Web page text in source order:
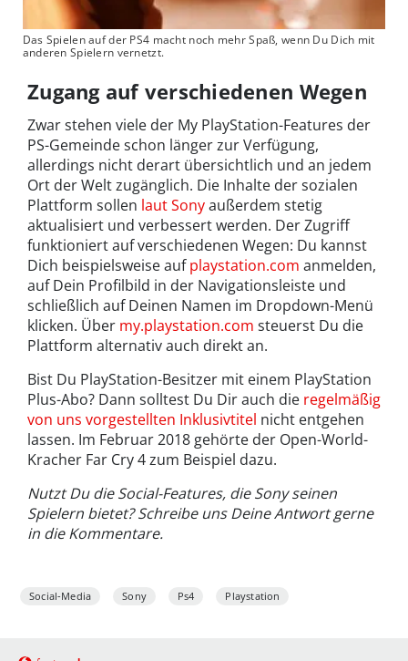
Das Spielen auf der PS4 macht noch mehr Spaß, wenn Du Dich mit
anderen Spielern vernetzt.
Zugang auf verschiedenen Wegen
Zwar stehen viele der My PlayStation-Features der
PS-Gemeinde schon länger zur Verfügung,
allerdings nicht derart übersichtlich und an jedem
Ort der Welt zugänglich. Die Inhalte der sozialen
Plattform sollen laut Sonyaußerdem stetig
aktualisiert und verbessert werden. Der Zugriff
funktioniert auf verschiedenen Wegen: Du kannst
Dich beispielsweise aufplaystation.com anmelden,
auf Dein Profilbild in der Navigationsleiste und
schließlich auf Deinen Namen im Dropdown-Menü
klicken. Über my.playstation.com steuerst Du die
Plattform alternativ auch direkt an.
Bist Du PlayStation-Besitzer mit einem PlayStation
Plus-Abo? Dann solltest Du Dir auch die regelmäßig
von uns vorgestellten Inklusivtitel nicht entgehen
lassen. Im Februar 2018 gehörte der Open-World-
Kracher Far Cry 4 zum Beispiel dazu.
Nutzt Du die Social-Features, die Sony seinen
Spielern bietet? Schreibe uns Deine Antwort gerne
in die Kommentare.
Social-Media Sony Ps4 Playstation